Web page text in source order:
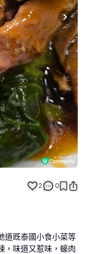
Next slide
2 0
道既泰國小食小菜等
，味道又惹味，蠔肉